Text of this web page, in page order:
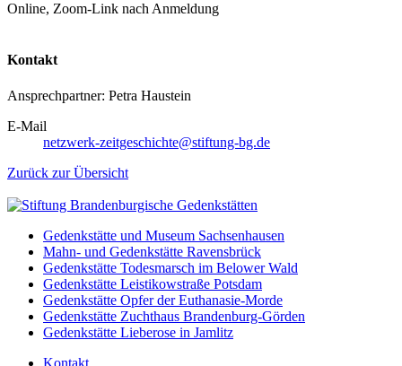
Online, Zoom-Link nach Anmeldung
Kontakt
Ansprechpartner: Petra Haustein
E-Mail
netzwerk-zeitgeschichte@stiftung-bg.de
Zurück zur Übersicht
Gedenkstätte und Museum Sachsenhausen
Mahn- und Gedenkstätte Ravensbrück
Gedenkstätte Todesmarsch im Belower Wald
Gedenkstätte Leistikowstraße Potsdam
Gedenkstätte Opfer der Euthanasie-Morde
Gedenkstätte Zuchthaus Brandenburg-Görden
Gedenkstätte Lieberose in Jamlitz
Kontakt